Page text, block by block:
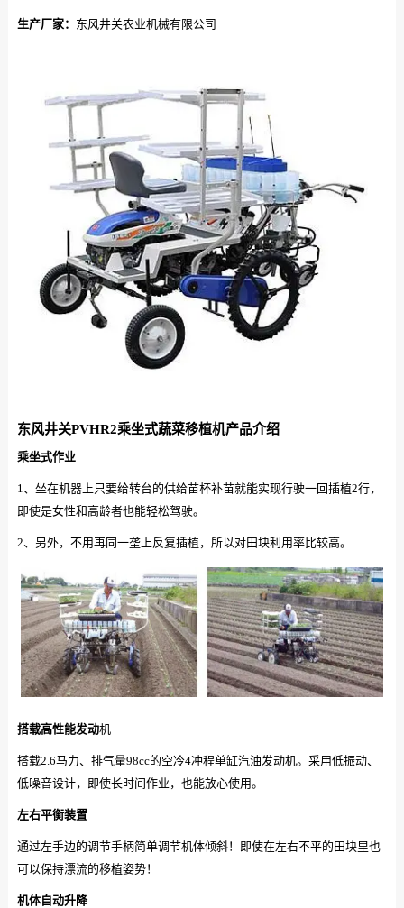
生产厂家： 东风井关农业机械有限公司
东风井关PVHR2乘坐式蔬菜移植机产品介绍
乘坐式作业
1、坐在机器上只要给转台的供给苗杯补苗就能实现行驶一回插植2行，
即使是女性和高龄者也能轻松驾驶。
2、另外，不用再同一垄上反复插植，所以对田块利用率比较高。
搭载高性能发动机
搭载2.6马力、排气量98cc的空冷4冲程单缸汽油发动机。采用低振动、
低噪音设计，即使长时间作业，也能放心使用。
左右平衡装置
通过左手边的调节手柄简单调节机体倾斜！即使在左右不平的田块里也
可以保持漂流的移植姿势！
机体自动升降